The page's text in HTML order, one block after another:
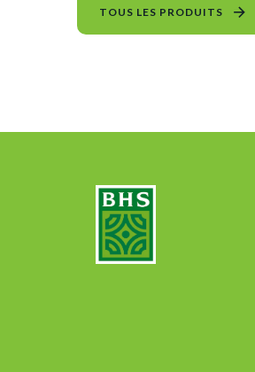
TOUS LES PRODUITS